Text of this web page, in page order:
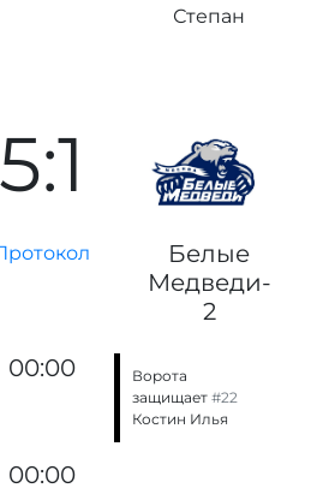
Степан
5:1
Белые
Медведи-
2
00:00
Ворота
защищает #22
Костин Илья
00:00